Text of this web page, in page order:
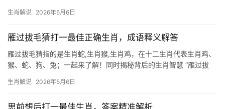
遭遇“破财不止”或事业阻滞，但大多数人若能把握农历三月、九月的
生肖解说 2026年5月6日
雁过拔毛猜打一最佳正确生肖，成语释义解答
雁过拔毛猜指的是生肖蛇,生肖猴,生肖鸡，在十二生肖代表生肖鸡、
猴、蛇、狗、兔；一起来了解！同时揭秘背后的生肖智慧 “雁过拔
将其拆解为生肖谜题，“雁”为飞禽，对应十二生肖中的生肖鸡；而
生肖解说 2026年5月6日
思前想后打一最佳生肖，答案精准解析